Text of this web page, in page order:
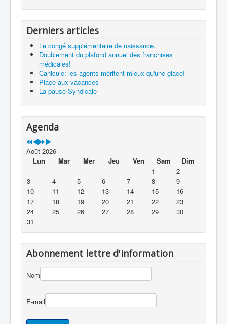
Derniers articles
Le congé supplémentaire de naissance.
Doublement du plafond annuel des franchises
médicales!
Canicule: les agents méritent mieux qu'une glace!
Place aux vacances
La pause Syndicale
Agenda
Août 2026
Lun
Mar Mer Jeu Ven Sam
Dim
1
2
3
4 5 6 7 8
9
10
11 12 13 14 15
16
17
18 19 20 21 22
23
24
25 26 27 28 29
30
31
Abonnement lettre d'information
Nom
E-mail